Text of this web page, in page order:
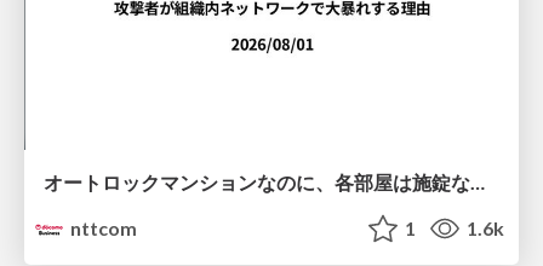
オートロックマンションなのに、各部屋は施錠なし！？ 攻撃者が組織内ネットワークで大暴れする理由 / The Front Door Is Locked, but the Rooms Are Wide Open: Why Attackers Move Freely Inside Enterprise Networks
nttcom
1 1.6k